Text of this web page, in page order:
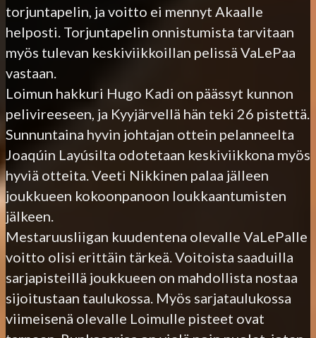
torjuntapelin, ja voitto ei mennyt Akaalle
helposti. Torjuntapelin onnistumista tarvitaan
myös tulevan keskiviikkoillan pelissä VaLePaa
vastaan.
Loimun hakkuri Hugo Kadi on päässyt kunnon
pelivireeseen, ja Kyyjärvellä hän teki 26 pistettä.
Sunnuntaina hyvin johtajan ottein pelanneelta
Joaqúin Layúsilta odotetaan keskiviikkona myös
hyviä otteita. Veeti Nikkinen palaa jälleen
joukkueen kokoonpanoon loukkaantumisten
jälkeen.
Mestaruusliigan kuudentena olevalle VaLePalle
voitto olisi erittäin tärkeä. Voitoista saaduilla
sarjapisteillä joukkueen on mahdollista nostaa
sijoitustaan taulukossa. Myös sarjataulukossa
viimeisenä olevalle Loimulle pisteet ovat